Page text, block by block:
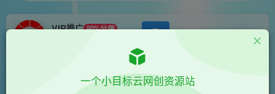
VIP推广 80%分佣
会员免费 正文
一个小目标云网创资源站